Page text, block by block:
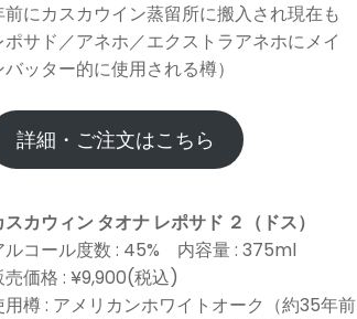
前にカスカウイン蒸留所に搬入され現在も
ポサド／アネホ／エクストラアネホにメイ
バッター的に使用される樽）
詳細・ご注文はこちら
スカウィン タオナ レポサド ２（ドス）
ルコール度数 : 45% 内容量 : 375ml
売価格 : ¥9,900(税込)
用樽 : アメリカンホワイトオーク（約35年前